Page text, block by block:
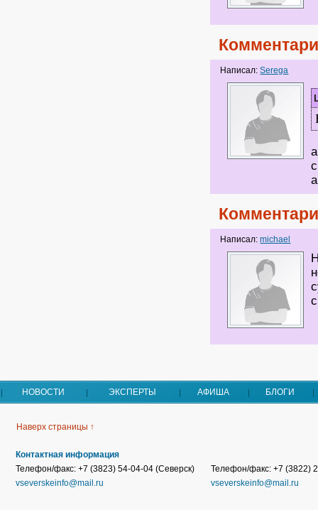
Написал:Serega
Написал:michael
НОВОСТИ ЭКСПЕРТЫ АФИША БЛОГИ
Наверх страницы ↑
Контактная информация
Телефон/факс: +7 (3823) 54-04-04 (Северск)
vseverskeinfo@mail.ru
Телефон/факс: +7 (3822)
vseverskeinfo@mail.ru